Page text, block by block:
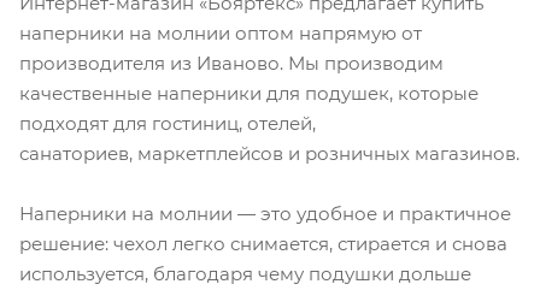
наперники на молнии оптом напрямую от
производителя из Иваново. Мы производим
качественные наперники для подушек, которые
подходят для гостиниц, отелей,
санаториев, маркетплейсов и розничных магазинов.
Наперники на молнии — это удобное и практичное
решение: чехол легко снимается, стирается и снова
используется, благодаря чему подушки дольше